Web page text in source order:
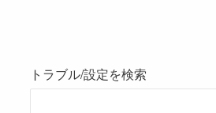
トラブル/設定を検索